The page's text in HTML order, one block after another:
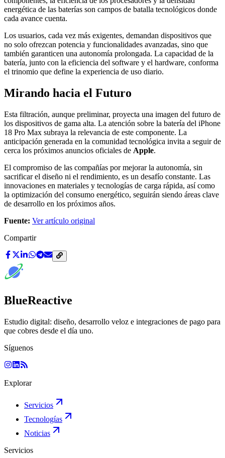
energética de las baterías son campos de batalla tecnológicos donde
cada avance cuenta.
Los usuarios, cada vez más exigentes, demandan dispositivos que
no solo ofrezcan potencia y funcionalidades avanzadas, sino que
también garanticen una autonomía prolongada. La capacidad de la
batería, junto con la eficiencia del software y el hardware, conforma
el trinomio que define la experiencia de uso diario.
Mirando hacia el Futuro
Esta filtración, aunque preliminar, proyecta una imagen del futuro de
los dispositivos de gama alta. La atención sobre la batería del iPhone
18 Pro Max subraya la relevancia de este componente. La
anticipación generada en la comunidad tecnológica invita a seguir de
cerca los próximos anuncios oficiales de Apple.
El compromiso de las compañías por mejorar la autonomía, sin
sacrificar el diseño ni el rendimiento, es un desafío constante. Las
innovaciones en materiales y tecnologías de carga rápida, así como
la optimización del consumo energético, seguirán siendo áreas clave
de desarrollo en los próximos años.
Fuente: Ver artículo original
Compartir
BlueReactive
Estudio digital: diseño, desarrollo veloz e integraciones de pago para
que cobres desde el día uno.
Síguenos
Explorar
Servicios
Tecnologías
Noticias
Servicios